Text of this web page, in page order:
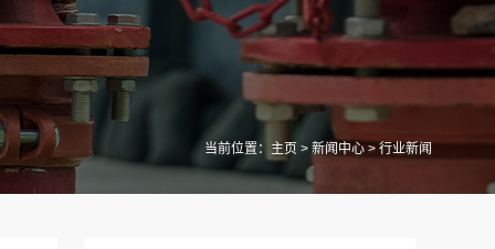
当前位置： 主页 > 新闻中心 > 行业新闻